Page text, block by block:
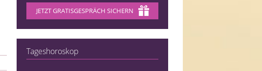
JETZT GRATISGESPRÄCH SICHERN
Tageshoroskop